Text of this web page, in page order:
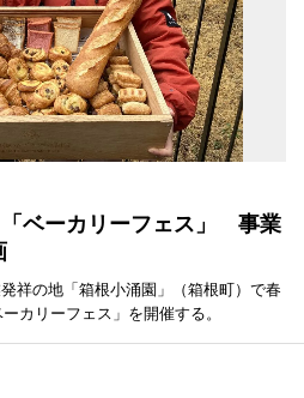
ベーカリーフェス」 事業
祥の地「箱根小涌園」（箱根町）で春
カリーフェス」を開催する。